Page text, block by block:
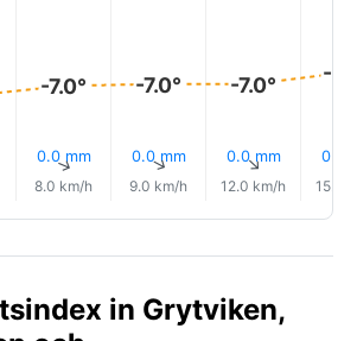
-7.0°
0.0 mm
↑
8.0 km/h
-7.0°
0.0 mm
↑
9.0 km/h
-7.0°
0.0 mm
↑
12.0 km/h
-
0.0
15.0
in Grytviken,